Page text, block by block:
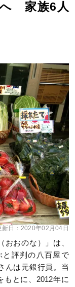
へ 家族6人
日： 2020年02月04日
おのな）」は、
と評判の八百屋で
んは元銀行員。当
もとに、2012年に